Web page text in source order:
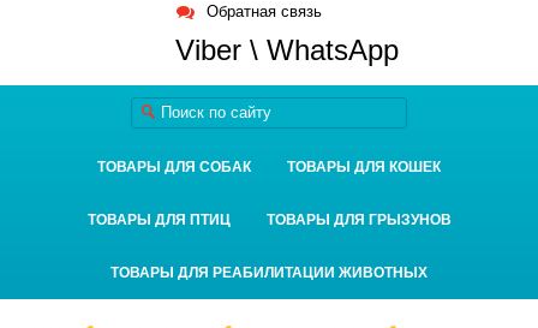
Обратная связь
Viber \ WhatsApp
ТОВАРЫ ДЛЯ СОБАК ТОВАРЫ ДЛЯ КОШЕК
ТОВАРЫ ДЛЯ ПТИЦ ТОВАРЫ ДЛЯ ГРЫЗУНОВ
ТОВАРЫ ДЛЯ РЕАБИЛИТАЦИИ ЖИВОТНЫХ